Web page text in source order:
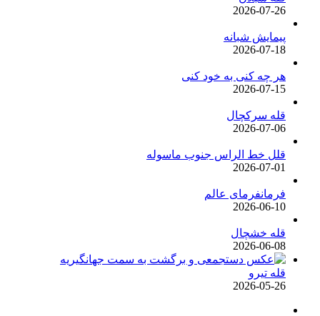
2026-07-26
پیمایش شبانه
2026-07-18
هر چه کنی به خود کنی
2026-07-15
قله سرکچال
2026-07-06
قلل خط الراس جنوب ماسوله
2026-07-01
فرمانفرمای عالم
2026-06-10
قله خشچال
2026-06-08
قله تیرو
2026-05-26